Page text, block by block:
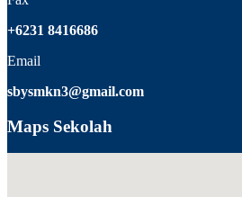
+6231 8416686
Email
sbysmkn3@gmail.com
Maps Sekolah